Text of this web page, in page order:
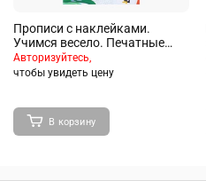
Прописи с наклейками.
Учимся весело. Печатные
буквы. 21*29,7см. 24 стр.
Авторизуйтесь,
чтобы увидеть цену
В корзину